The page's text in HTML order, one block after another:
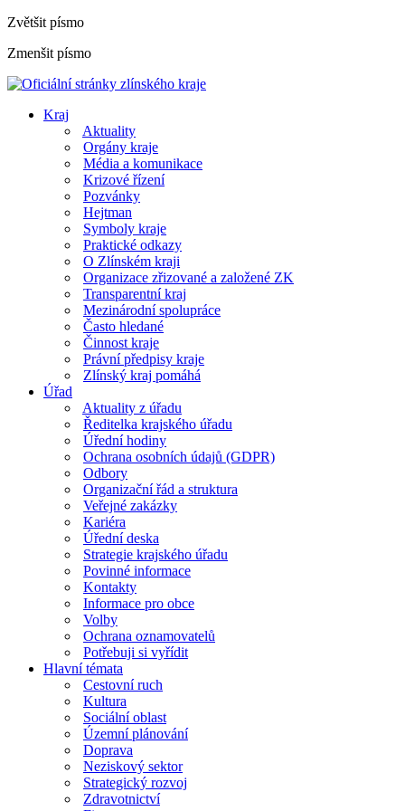
Zvětšit písmo
Zmenšit písmo
Kraj
Aktuality
Orgány kraje
Média a komunikace
Krizové řízení
Pozvánky
Hejtman
Symboly kraje
Praktické odkazy
O Zlínském kraji
Organizace zřizované a založené ZK
Transparentní kraj
Mezinárodní spolupráce
Často hledané
Činnost kraje
Právní předpisy kraje
Zlínský kraj pomáhá
Úřad
Aktuality z úřadu
Ředitelka krajského úřadu
Úřední hodiny
Ochrana osobních údajů (GDPR)
Odbory
Organizační řád a struktura
Veřejné zakázky
Kariéra
Úřední deska
Strategie krajského úřadu
Povinné informace
Kontakty
Informace pro obce
Volby
Ochrana oznamovatelů
Potřebuji si vyřídit
Hlavní témata
Cestovní ruch
Kultura
Sociální oblast
Územní plánování
Doprava
Neziskový sektor
Strategický rozvoj
Zdravotnictví